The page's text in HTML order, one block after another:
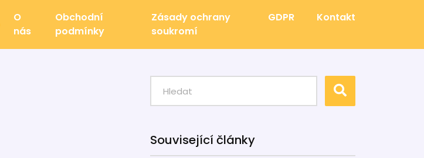
O
nás
Obchodní
podmínky
Zásady ochrany
soukromí
GDPR Kontakt
Související články